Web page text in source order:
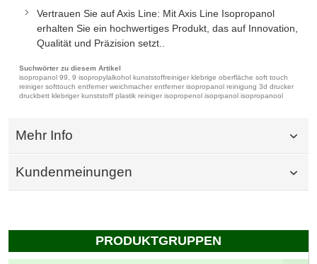
Vertrauen Sie auf Axis Line: Mit Axis Line Isopropanol
erhalten Sie ein hochwertiges Produkt, das auf Innovation,
Qualität und Präzision setzt..
Suchwörter zu diesem Artikel
isopropanol 99, 9 isopropylalkohol kunststoffreiniger klebrige oberfläche soft touch
reiniger softtouch entferner weichmacher entferner isopropanol reinigung 3d drucker
druckbett klebriger kunststoff plastik reiniger isopropenol isoprpanol isopropanool
Mehr Info
Kundenmeinungen
PRODUKTGRUPPEN